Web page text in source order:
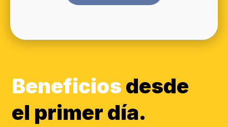
Beneficios desde
el primer día.